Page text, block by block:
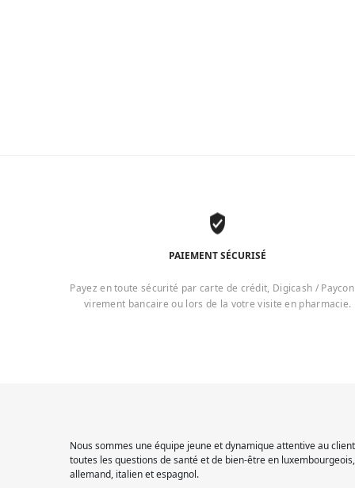
PAIEMENT SÉCURISÉ
Payez en toute sécurité par carte de crédit, Digicash /
virement bancaire ou lors de la votre visite en pharmacie.
Nous sommes une équipe jeune et dynamique attentive au
toutes les questions de santé et de bien-être en
allemand, italien et espagnol.